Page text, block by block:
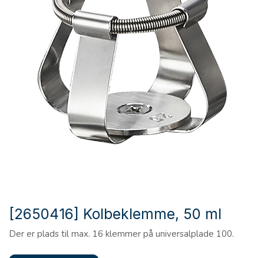
[2650416] Kolbeklemme, 50 ml
Der er plads til max. 16 klemmer på universalplade 100.